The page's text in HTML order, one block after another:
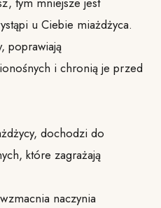
u Ciebie miażdżyca.
poprawiają
i chronią je przed
dochodzi do
które zagrażają
naczynia